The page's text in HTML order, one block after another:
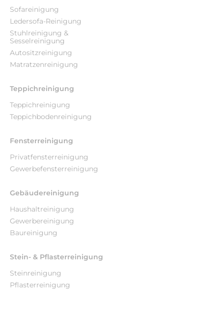
Sofareinigung
Ledersofa-Reinigung
Stuhlreinigung &
Sesselreinigung
Autositzreinigung
Matratzenreinigung
Teppichreinigung
Teppichreinigung
Teppichbodenreinigung
Fensterreinigung
Privatfensterreinigung
Gewerbefensterreinigung
Gebäudereinigung
Haushaltreinigung
Gewerbereinigung
Baureinigung
Stein- & Pflasterreinigung
Steinreinigung
Pflasterreinigung